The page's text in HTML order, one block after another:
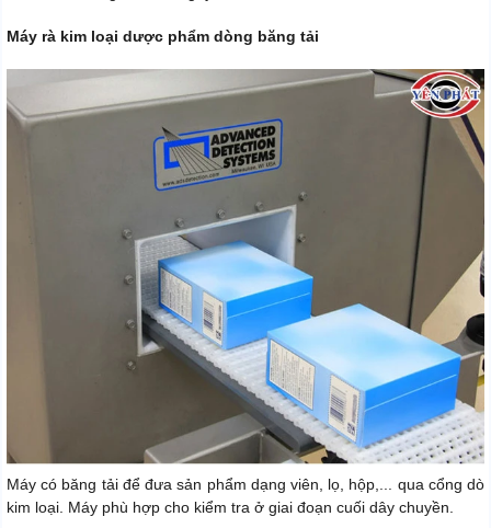
Máy rà kim loại dược phẩm dòng băng tải
Máy có băng tải để đưa sản phẩm dạng viên, lọ, hộp,... qua cổng dò
kim loại. Máy phù hợp cho kiểm tra ở giai đoạn cuối dây chuyền.